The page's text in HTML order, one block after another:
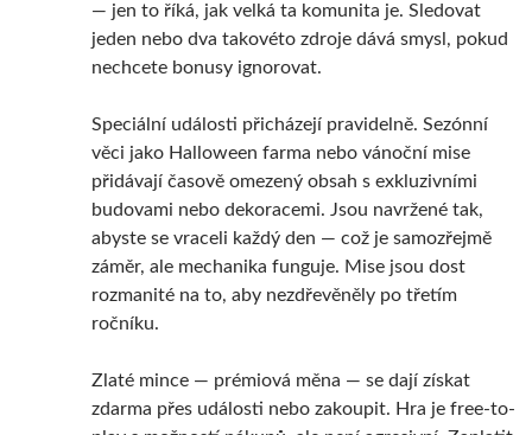
— jen to říká, jak velká ta komunita je. Sledovat
jeden nebo dva takovéto zdroje dává smysl, pokud
nechcete bonusy ignorovat.
Speciální události přicházejí pravidelně. Sezónní
věci jako Halloween farma nebo vánoční mise
přidávají časově omezený obsah s exkluzivními
budovami nebo dekoracemi. Jsou navržené tak,
abyste se vraceli každý den — což je samozřejmě
záměr, ale mechanika funguje. Mise jsou dost
rozmanité na to, aby nezdřevěněly po třetím
ročníku.
Zlaté mince — prémiová měna — se dají získat
zdarma přes události nebo zakoupit. Hra je free-to-